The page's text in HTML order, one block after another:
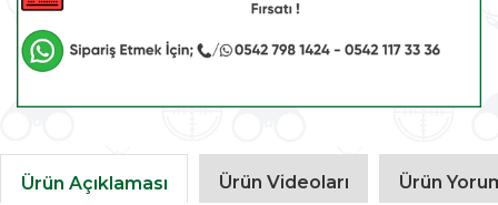
Ürün Açıklaması Ürün Videoları Ürün